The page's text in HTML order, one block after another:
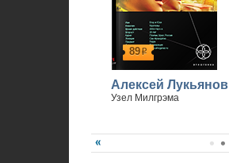
89р
Алексей Лукьянов
Узел Милгрэма